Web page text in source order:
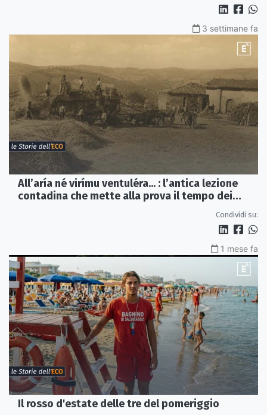
3 settimane fa
All’aría né virímu ventuléra... : l’antica lezione
contadina che mette alla prova il tempo dei
Condividi su:
1 mese fa
Il rosso d'estate delle tre del pomeriggio